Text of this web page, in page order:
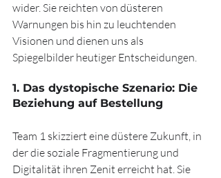
wider. Sie reichten von düsteren
Warnungen bis hin zu leuchtenden
Visionen und dienen uns als
Spiegelbilder heutiger Entscheidungen.
1. Das dystopische Szenario: Die
Beziehung auf Bestellung
Team 1 skizziert eine düstere Zukunft, in
der die soziale Fragmentierung und
Digitalität ihren Zenit erreicht hat. Sie